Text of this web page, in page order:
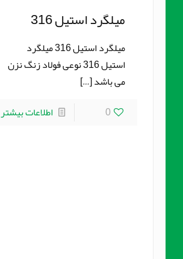
ميلگرد استيل 316
ميلگرد استيل 316 ميلگرد
استيل 316 نوعی فولاد زنگ نزن
می باشد[…]
0
اطلاعات بیشتر